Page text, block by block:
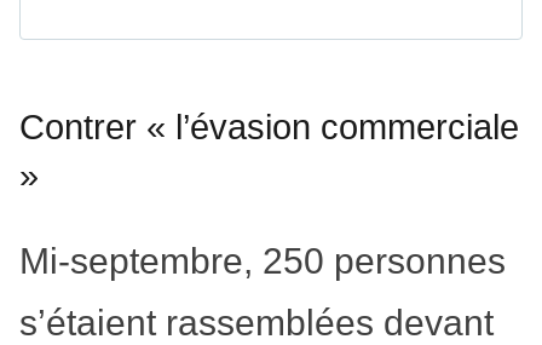
Contrer « l’évasion commerciale
»
Mi-septembre, 250 personnes
s’étaient rassemblées devant